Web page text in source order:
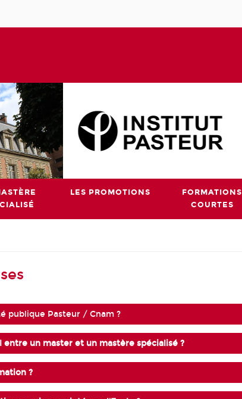
LES PROMOTIONS
FORMATIONS
COURTES
publique Pasteur / Cnam ?
un master et un mastère spécialisé ?
?